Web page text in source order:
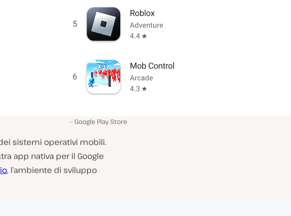
Google Play Store
sistemi operativi mobili.
app nativa per il Google
, l’ambiente di sviluppo